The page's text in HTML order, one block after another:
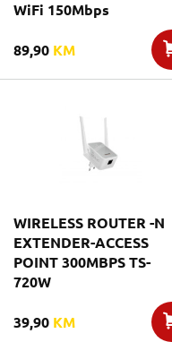
WiFi 150Mbps
89,90 KM
WIRELESS ROUTER -N
EXTENDER-ACCESS
POINT 300MBPS TS-
720W
39,90 KM